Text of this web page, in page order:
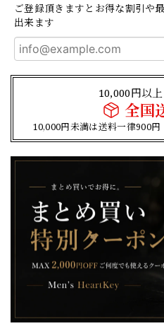
ご登録頂きますとお得な割引や
出来ます
10,000円以
全国
10,000円未満は送料一律900円